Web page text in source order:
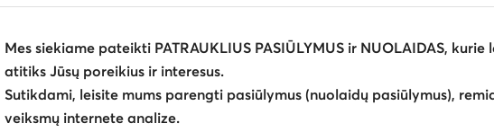
-15%
Meindl
Mes siekiame pateikti PATRAUKLIUS PASIŪLYMUS ir NUOLAIDAS, kurie
atitiks Jūsų poreikius ir interesus.
Sutikdami, leisite mums parengti pasiūlymus (nuolaidų pasiūlymus),
veiksmų internete analize.